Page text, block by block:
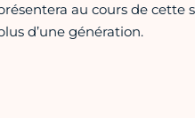
au cours de cette
d’une génération.